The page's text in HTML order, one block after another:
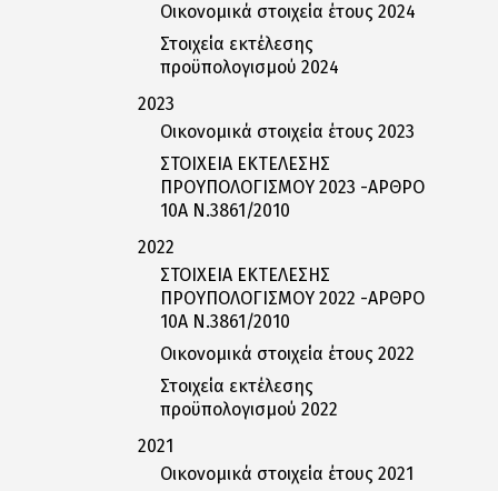
Οικονομικά στοιχεία έτους 2024
Στοιχεία εκτέλεσης
προϋπολογισμού 2024
2023
Οικονομικά στοιχεία έτους 2023
ΣΤΟΙΧΕΙΑ ΕΚΤΕΛΕΣΗΣ
ΠΡΟΥΠΟΛΟΓΙΣΜΟΥ 2023 -ΑΡΘΡΟ
10Α Ν.3861/2010
2022
ΣΤΟΙΧΕΙΑ ΕΚΤΕΛΕΣΗΣ
ΠΡΟΥΠΟΛΟΓΙΣΜΟΥ 2022 -ΑΡΘΡΟ
10Α Ν.3861/2010
Οικονομικά στοιχεία έτους 2022
Στοιχεία εκτέλεσης
προϋπολογισμού 2022
2021
Οικονομικά στοιχεία έτους 2021